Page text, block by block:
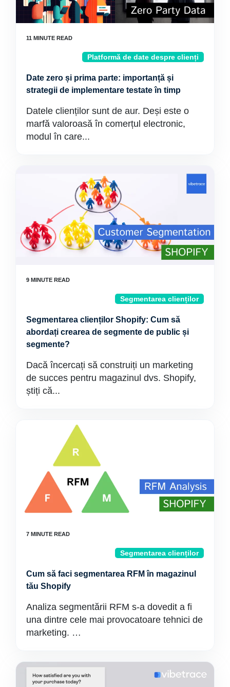
Platformă de date despre clienți
Date zero și prima parte: importanță și
strategii de implementare testate în timp
Datele clienților sunt de aur. Deși este o
marfă valoroasă în comerțul electronic,
modul în care...
Segmentarea clienților
Segmentarea clienților Shopify: Cum să
abordați crearea de segmente de public și
segmente?
Dacă încercați să construiți un marketing
de succes pentru magazinul dvs. Shopify,
știți că...
Segmentarea clienților
Cum să faci segmentarea RFM în magazinul
tău Shopify
Analiza segmentării RFM s-a dovedit a fi
una dintre cele mai provocatoare tehnici de
marketing. …